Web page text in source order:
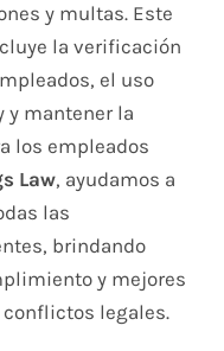
y multas. Este
la verificación
el uso
y mantener la
los empleados
Law, ayudamos a
las
brindando
y mejores
legales.